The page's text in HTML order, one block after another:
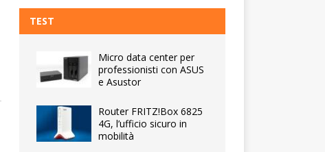
TEST
Micro data center per
professionisti con ASUS
e Asustor
Router FRITZ!Box 6825
4G, l’ufficio sicuro in
mobilità